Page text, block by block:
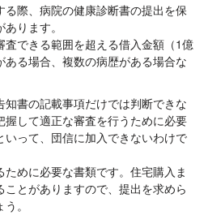
際、病院の健康診断書の提出を保
ります。
できる範囲を超える借入金額（1億
る場合、複数の病歴がある場合な
書の記載事項だけでは判断できな
握して適正な審査を行うために必要
いって、団信に加入できないわけで
めに必要な書類です。住宅購入ま
とがありますので、提出を求めら
。